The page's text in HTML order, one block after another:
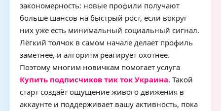
закономерность: новые профили получают
больше шансов на быстрый рост, если вокруг
них уже есть минимальный социальный сигнал.
Лёгкий толчок в самом начале делает профиль
заметнее, и алгоритм реагирует охотнее.
Поэтому многим новичкам помогает услуга
Купить подписчиков тик ток Украина. Такой
старт создаёт ощущение живого движения в
аккаунте и поддерживает вашу активность, пока